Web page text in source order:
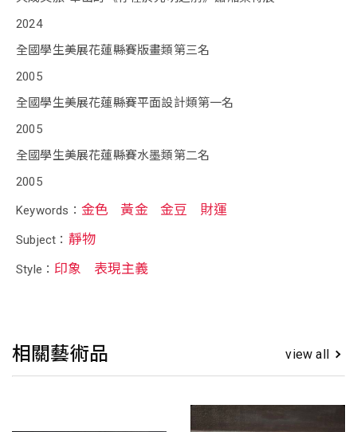
2024
全國學生美展花蓮縣賽版畫類第三名
2005
全國學生美展花蓮縣賽平面設計類第一名
2005
全國學生美展花蓮縣賽水墨類第二名
2005
Keywords： 金色 黃金 金豆 財運
Subject： 靜物
Style： 印象 表現主義
相關藝術品 view all